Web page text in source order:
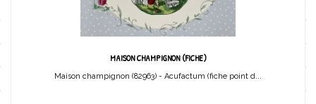
MAISON CHAMPIGNON (FICHE)
Maison champignon (82963) - Acufactum (fiche point d...